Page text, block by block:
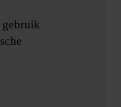
gebruik